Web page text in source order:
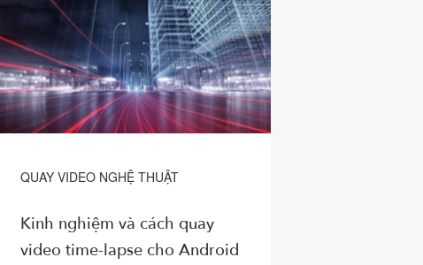
QUAY VIDEO NGHỆ THUẬT
Kinh nghiệm và cách quay
video time-lapse cho Android